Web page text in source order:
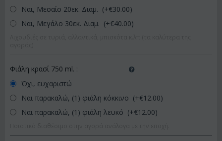
Ναι, Μεσαίο 20εκ. Διαμ. (+€30.00)
Ναι, Μεγάλο 30εκ. Διαμ. (+€40.00)
Φιάλη κρασί 750 ml. :
Όχι, ευχαριστώ
Ναι παρακαλώ, (1) φιάλη κόκκινο (+€12.00)
Ναι παρακαλώ, (1) φιάλη λευκό (+€12.00)